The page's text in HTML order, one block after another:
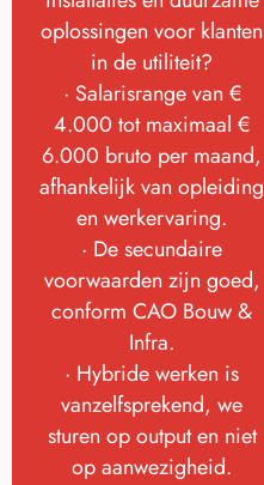
oplossingen voor klanten
in de utiliteit?
· Salarisrange van €
4.000 tot maximaal €
6.000 bruto per maand,
afhankelijk van opleiding
en werkervaring.
· De secundaire
voorwaarden zijn goed,
conform CAO Bouw &
Infra.
· Hybride werken is
vanzelfsprekend, we
sturen op output en niet
op aanwezigheid.